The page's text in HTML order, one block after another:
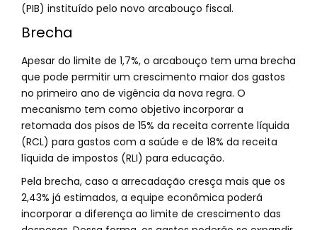
(PIB) instituído pelo novo arcabouço fiscal.
Brecha
Apesar do limite de 1,7%, o arcabouço tem uma brecha
que pode permitir um crescimento maior dos gastos
no primeiro ano de vigência da nova regra. O
mecanismo tem como objetivo incorporar a
retomada dos pisos de 15% da receita corrente líquida
(RCL) para gastos com a saúde e de 18% da receita
líquida de impostos (RLI) para educação.
Pela brecha, caso a arrecadação cresça mais que os
2,43% já estimados, a equipe econômica poderá
incorporar a diferença ao limite de crescimento das